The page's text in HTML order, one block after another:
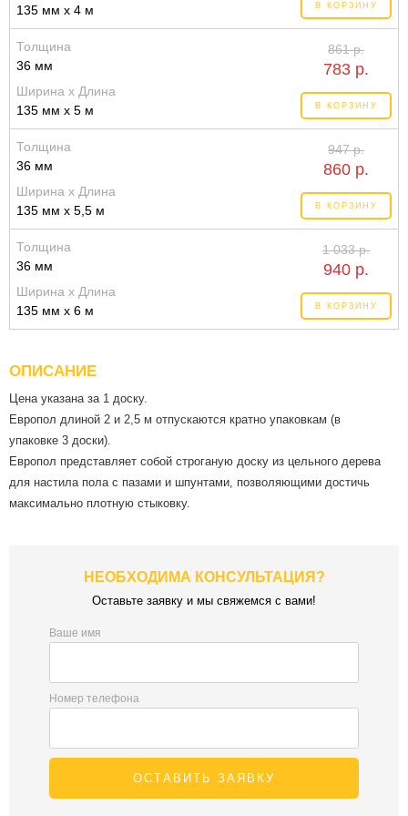
135 мм x 4 м
В КОРЗИНУ
Толщина
36 мм
Ширина x Длина
135 мм x 5 м
861 р.
783 р.
В КОРЗИНУ
Толщина
36 мм
Ширина x Длина
135 мм x 5,5 м
947 р.
860 р.
В КОРЗИНУ
Толщина
36 мм
Ширина x Длина
135 мм x 6 м
1 033 р.
940 р.
В КОРЗИНУ
ОПИСАНИЕ
Цена указана за 1 доску.
Европол длиной 2 и 2,5 м отпускаются кратно упаковкам (в
упаковке 3 доски).
Европол представляет собой строганую доску из цельного дерева
для настила пола с пазами и шпунтами, позволяющими достичь
максимально плотную стыковку.
НЕОБХОДИМА КОНСУЛЬТАЦИЯ?
Оставьте заявку и мы свяжемся с вами!
Ваше имя
Номер телефона
ОСТАВИТЬ ЗАЯВКУ